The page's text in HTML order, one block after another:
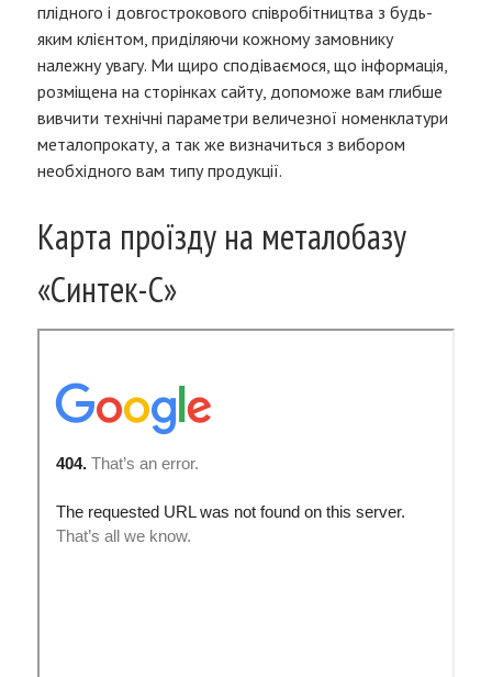
плідного і довгострокового співробітництва з будь-
яким клієнтом, приділяючи кожному замовнику
належну увагу. Ми щиро сподіваємося, що інформація,
розміщена на сторінках сайту, допоможе вам глибше
вивчити технічні параметри величезної номенклатури
металопрокату, а так же визначиться з вибором
необхідного вам типу продукції.
Карта проїзду на металобазу
«Синтек-С»